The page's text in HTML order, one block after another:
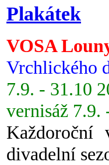
Plakátek
VOSA
Vrchlického
7.9. - 31.10
vernisáž 7.9.
Každoroční
divadelní